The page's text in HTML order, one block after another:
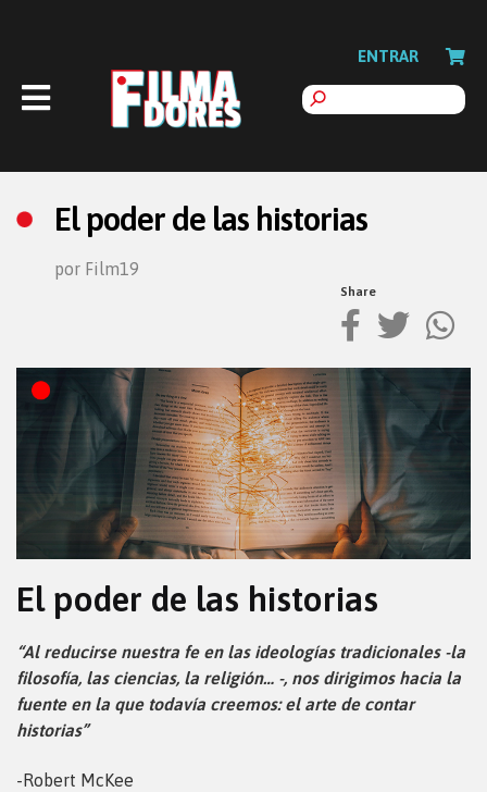
ENTRAR
El poder de las historias
por Film19
Share
El poder de las historias
“Al reducirse nuestra fe en las ideologías tradicionales -la
filosofía, las ciencias, la religión… -, nos dirigimos hacia la
fuente en la que todavía creemos: el arte de contar
historias”
-Robert McKee